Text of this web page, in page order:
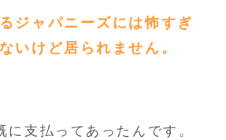
ジャパニーズには怖すぎ
いけど居られません。
に支払ってあったんです。